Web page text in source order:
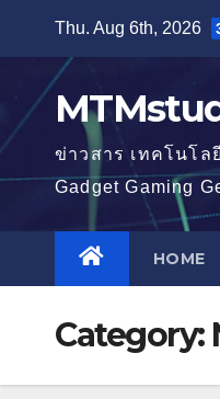
content
Thu. Aug 6th, 2026
ข่าวสาร เทคโนโ
Gadget Gaming
HOME
Category: